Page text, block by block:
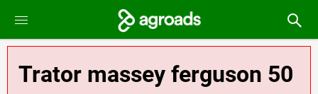
Trator massey ferguson 50